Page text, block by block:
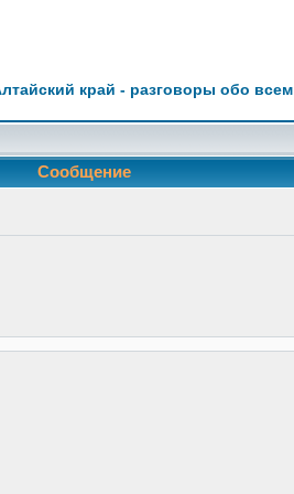
край - разговоры обо всем
Сообщение